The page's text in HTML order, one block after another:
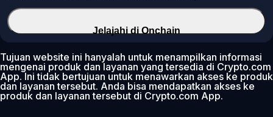
Jelajahi di Onchain
Tujuan website ini hanyalah untuk menampilkan informasi
mengenai produk dan layanan yang tersedia di Crypto.com
App. Ini tidak bertujuan untuk menawarkan akses ke produk
dan layanan tersebut. Anda bisa mendapatkan akses ke
produk dan layanan tersebut di Crypto.com App.